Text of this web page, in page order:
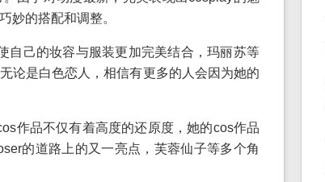
妙的搭配和调整。
自己的妆容与服装更加完美结合，玛丽苏等
论是白色恋人，相信有更多的人会因为她的
作品不仅有着高度的还原度，她的cos作品
的道路上的又一亮点，芙蓉仙子等多个角